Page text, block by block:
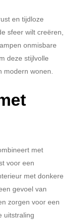
en tijdloze
sfeer wilt creëren,
onmisbare
deze stijlvolle
modern wonen.
met
voor een
met donkere
gevoel van
zorgen voor een
uitstraling